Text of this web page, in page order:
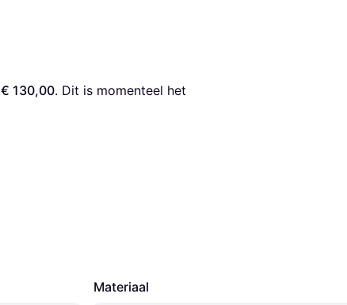
€ 130,00. Dit is momenteel het
Materiaal